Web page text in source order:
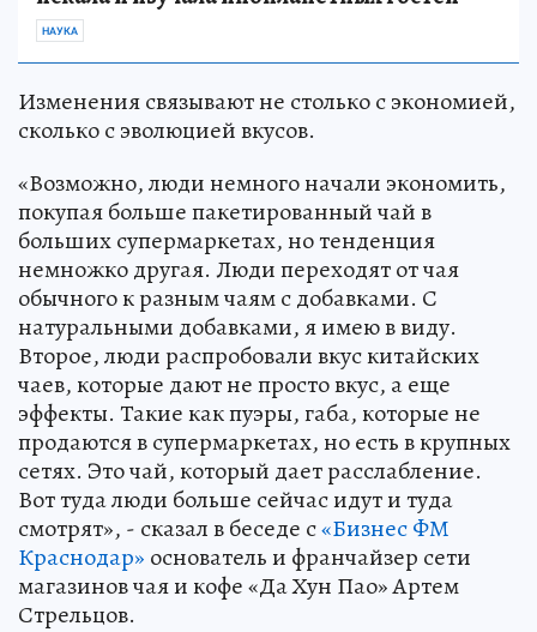
НАУКА
Изменения связывают не столько с экономией,
сколько с эволюцией вкусов.
«Возможно, люди немного начали экономить,
покупая больше пакетированный чай в
больших супермаркетах, но тенденция
немножко другая. Люди переходят от чая
обычного к разным чаям с добавками. С
натуральными добавками, я имею в виду.
Второе, люди распробовали вкус китайских
чаев, которые дают не просто вкус, а еще
эффекты. Такие как пуэры, габа, которые не
продаются в супермаркетах, но есть в крупных
сетях. Это чай, который дает расслабление.
Вот туда люди больше сейчас идут и туда
смотрят», - сказал в беседе с«Бизнес ФМ
Краснодар» основатель и франчайзер сети
магазинов чая и кофе «Да Хун Пао» Артем
Стрельцов.